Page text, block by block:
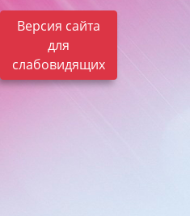
Версия сайта
для
слабовидящих